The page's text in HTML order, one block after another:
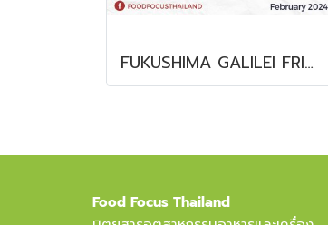
FUKUSHIMA GALILEI FRIDGE GLASS DOOR FREEZER
Food Focus Thailand